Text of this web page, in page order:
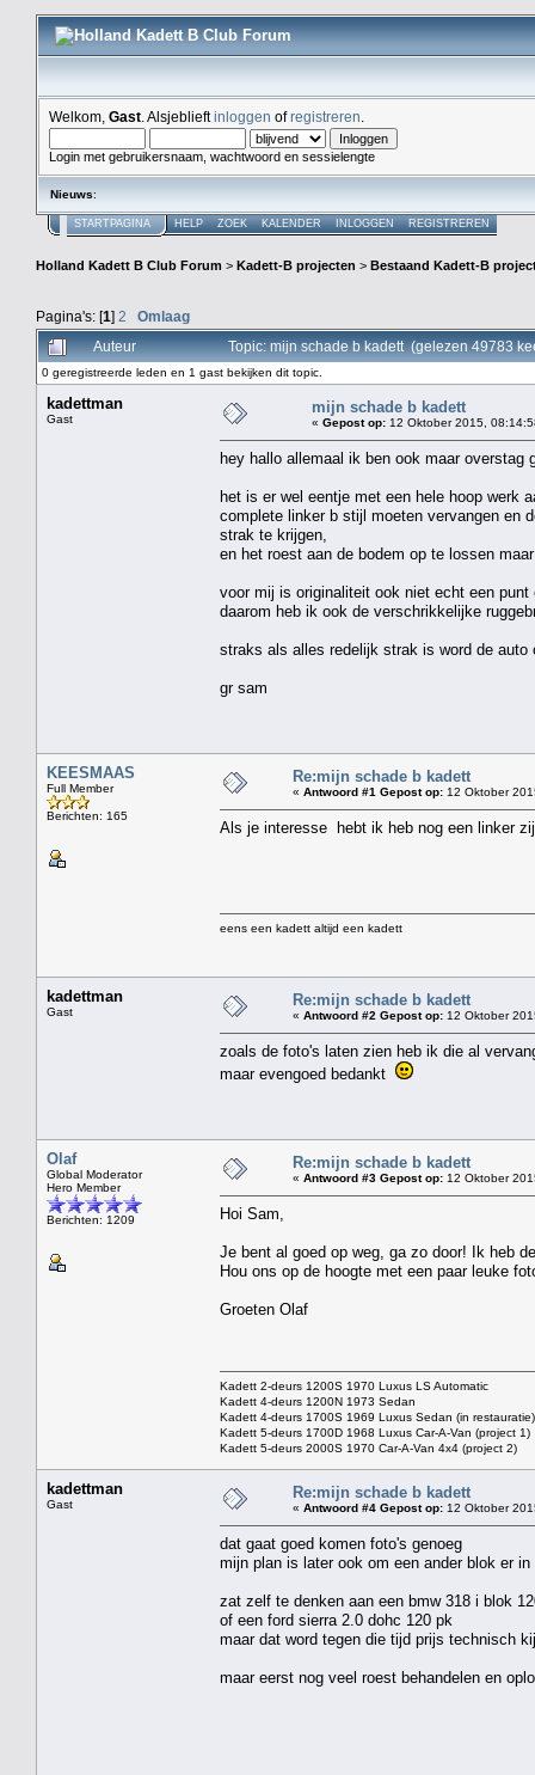
Welkom, Gast . Alsjeblieftinloggen ofregistreren
Login met gebruikersnaam, wachtwoord en sessielengte
Nieuws:
STARTPAGINA HELP ZOEK KALENDER INLOGGEN REGISTREREN
Holland Kadett B Club Forum > Kadett-B projecten > Bestaand Kadett-B
Pagina's: [1] 2
Omlaag
Auteur
Topic: mijn schade b kadett (gelezen 49783
0 geregistreerde leden en 1 gast bekijken dit topic.
kadettman
Gast
mijn schade b kadett
« Gepost op: 12 Oktober 2015,
hey hallo allemaal ik ben ook maar overstag
het is er wel eentje met een hele hoop werk
complete linker b stijl moeten vervangen en
strak te krijgen,
en het roest aan de bodem op te lossen
voor mij is originaliteit ook niet echt een
daarom heb ik ook de verschrikkelijke
straks als alles redelijk strak is word de
gr sam
KEESMAAS
Full Member
Berichten: 165
Re:mijn schade b kadett
« Antwoord #1 Gepost op: 12 Oktober
Als je interesse hebt ik heb nog een linker
eens een kadett altijd een kadett
kadettman
Gast
Re:mijn schade b kadett
« Antwoord #2 Gepost op: 12 Oktober
zoals de foto's laten zien heb ik die al
maar evengoed bedankt
Olaf
Global Moderator
Hero Member
Berichten: 1209
Re:mijn schade b kadett
« Antwoord #3 Gepost op: 12 Oktober
Hoi Sam,
Je bent al goed op weg, ga zo door! Ik heb
Hou ons op de hoogte met een paar leuke
Groeten Olaf
Kadett 2-deurs 1200S 1970 Luxus LS Automatic
Kadett 4-deurs 1200N 1973 Sedan
Kadett 4-deurs 1700S 1969 Luxus Sedan (in restauratie)
Kadett 5-deurs 1700D 1968 Luxus Car-A-Van (project 1)
Kadett 5-deurs 2000S 1970 Car-A-Van 4x4 (project 2)
kadettman
Gast
Re:mijn schade b kadett
« Antwoord #4 Gepost op: 12 Oktober
dat gaat goed komen foto's genoeg
mijn plan is later ook om een ander blok er
zat zelf te denken aan een bmw 318 i blok
of een ford sierra 2.0 dohc 120 pk
maar dat word tegen die tijd prijs technisch
maar eerst nog veel roest behandelen en